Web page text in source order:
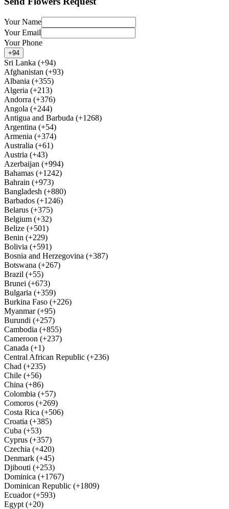
Your Name
Your Email
Your Phone
+94
Sri Lanka (+94)
Afghanistan (+93)
Albania (+355)
Algeria (+213)
Andorra (+376)
Angola (+244)
Antigua and Barbuda (+1268)
Argentina (+54)
Armenia (+374)
Australia (+61)
Austria (+43)
Azerbaijan (+994)
Bahamas (+1242)
Bahrain (+973)
Bangladesh (+880)
Barbados (+1246)
Belarus (+375)
Belgium (+32)
Belize (+501)
Benin (+229)
Bolivia (+591)
Bosnia and Herzegovina (+387)
Botswana (+267)
Brazil (+55)
Brunei (+673)
Bulgaria (+359)
Burkina Faso (+226)
Myanmar (+95)
Burundi (+257)
Cambodia (+855)
Cameroon (+237)
Canada (+1)
Central African Republic (+236)
Chad (+235)
Chile (+56)
China (+86)
Colombia (+57)
Comoros (+269)
Costa Rica (+506)
Croatia (+385)
Cuba (+53)
Cyprus (+357)
Czechia (+420)
Denmark (+45)
Djibouti (+253)
Dominica (+1767)
Dominican Republic (+1809)
Ecuador (+593)
Egypt (+20)